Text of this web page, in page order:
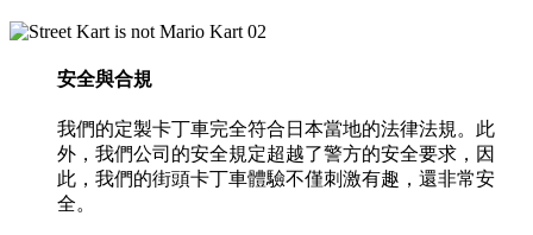
02
安全與合規
我們的定製卡丁車完全符合日本當地的法律法規。此
外，我們公司的安全規定超越了警方的安全要求，因
此，我們的街頭卡丁車體驗不僅刺激有趣，還非常安
全。